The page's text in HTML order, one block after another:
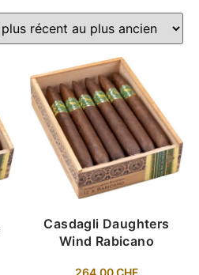
Casdagli Daughters
Wind Rabicano